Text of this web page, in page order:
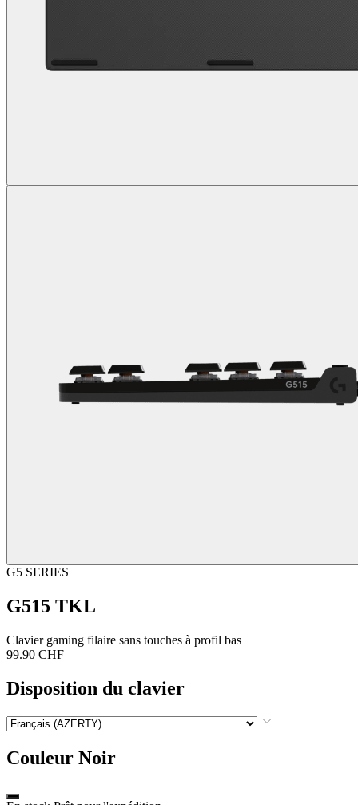
G5 SERIES
G515 TKL
Clavier gaming filaire sans touches à profil bas
99.90 CHF
Disposition du clavier
Couleur Noir